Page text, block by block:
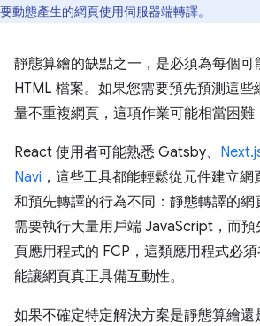
要動態產生的網頁使用伺服器端轉譯。
靜態算繪的缺點之一，是必須為每個可
HTML 檔案。如果您需要預先預測這些
量不重複網頁，這項作業可能相當困難
React 使用者可能熟悉 Gatsby、
Navi ，這些工具都能輕鬆從元件建立
和預先轉譯的行為不同：靜態轉譯的網
需要執行大量用戶端 JavaScript，而
頁應用程式的 FCP，這類應用程式必
能讓網頁真正具備互動性。
如果不確定特定解決方案是靜態算繪還